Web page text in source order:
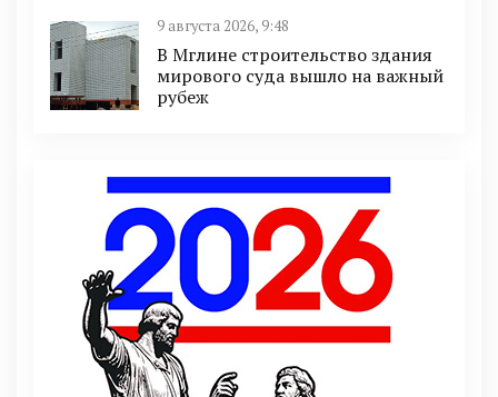
9 августа 2026, 9:48
В Мглине строительство здания
мирового суда вышло на важный
рубеж